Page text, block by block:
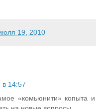
19, 2010
в 14:57
«комьюнити» копыта и